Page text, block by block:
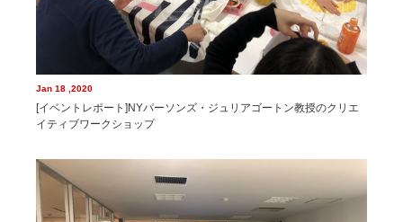
Jan 18 ,2020
[イベントレポート]NYパーソンズ・ジュリアゴートン教授のクリエ
イティブワークショップ